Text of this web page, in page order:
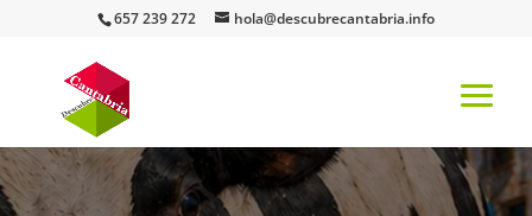
657 239 272 hola@descubrecantabria.info